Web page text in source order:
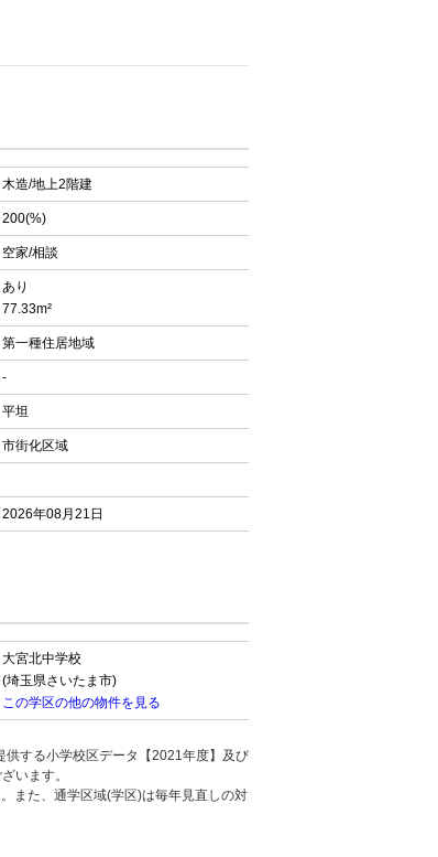
木造/地上2階建
200(%)
空家/相談
あり
77.33m²
第一種住居地域
-
平坦
市街化区域
2026年08月21日
大宮北中学校
(埼玉県さいたま市)
この学区の他の物件を見る
する小学校区データ【2021年度】及び
います。
また、通学区域(学区)は毎年見直しの対